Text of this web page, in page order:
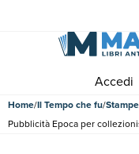
Accedi
Home Il Tempo che fu Stampe
Pubblicità Epoca per